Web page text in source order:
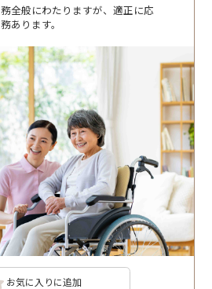
全般にわたりますが、適正に応
あります。
お気に入りに追加